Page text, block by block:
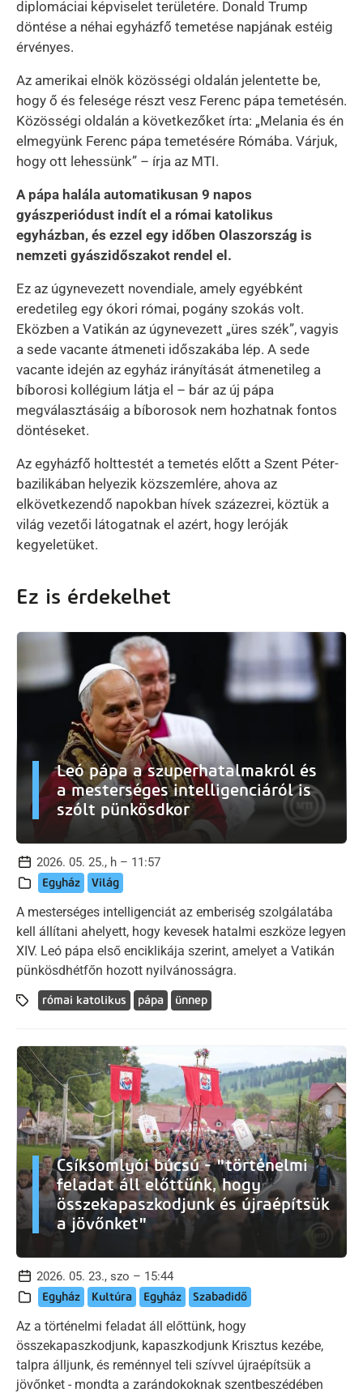
diplomáciai képviselet területére. Donald Trump
döntése a néhai egyházfő temetése napjának estéig
érvényes.
Az amerikai elnök közösségi oldalán jelentette be,
hogy ő és felesége részt vesz Ferenc pápa temetésén.
Közösségi oldalán a következőket írta: „Melania és én
elmegyünk Ferenc pápa temetésére Rómába. Várjuk,
hogy ott lehessünk” – írja az MTI.
A pápa halála automatikusan 9 napos
gyászperiódust indít el a római katolikus
egyházban, és ezzel egy időben Olaszország is
nemzeti gyászidőszakot rendel el.
Ez az úgynevezett novendiale, amely egyébként
eredetileg egy ókori római, pogány szokás volt.
Eközben a Vatikán az úgynevezett „üres szék”, vagyis
a sede vacante átmeneti időszakába lép. A sede
vacante idején az egyház irányítását átmenetileg a
bíborosi kollégium látja el – bár az új pápa
megválasztásáig a bíborosok nem hozhatnak fontos
döntéseket.
Az egyházfő holttestét a temetés előtt a Szent Péter-
bazilikában helyezik közszemlére, ahova az
elkövetkezendő napokban hívek százezrei, köztük a
világ vezetői látogatnak el azért, hogy leróják
kegyeletüket.
Ez is érdekelhet
Leó pápa a szuperhatalmakról és
a mesterséges intelligenciáról is
szólt pünkösdkor
2026. 05. 25., h – 11:57
Egyház Világ
A mesterséges intelligenciát az emberiség szolgálatába
kell állítani ahelyett, hogy kevesek hatalmi eszköze legyen
XIV. Leó pápa első enciklikája szerint, amelyet a Vatikán
pünkösdhétfőn hozott nyilvánosságra.
római katolikus pápa ünnep
Csíksomlyói búcsú - "történelmi
feladat áll előttünk, hogy
összekapaszkodjunk és újraépítsük
a jövőnket"
2026. 05. 23., szo – 15:44
Egyház Kultúra Egyház Szabadidő
Az a történelmi feladat áll előttünk, hogy
összekapaszkodjunk, kapaszkodjunk Krisztus kezébe,
talpra álljunk, és reménnyel teli szívvel újraépítsük a
jövőnket - mondta a zarándokoknak szentbeszédében